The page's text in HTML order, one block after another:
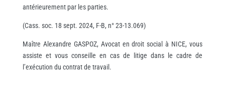
antérieurement par les parties.
(Cass. soc. 18 sept. 2024, F-B, n° 23-13.069)
Maître Alexandre GASPOZ, Avocat en droit social à NICE, vous
assiste et vous conseille en cas de litige dans le cadre de
l’exécution du contrat de travail.